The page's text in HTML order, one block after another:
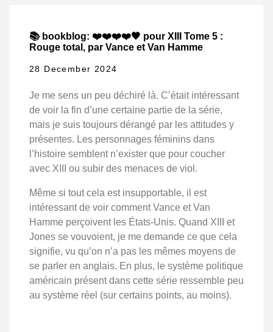
📚 bookblog: ❤️❤️❤️❤️🖤 pour XIII Tome 5 :
Rouge total, par Vance et Van Hamme
28 December 2024
Je me sens un peu déchiré là. C’était intéressant
de voir la fin d’une certaine partie de la série,
mais je suis toujours dérangé par les attitudes y
présentes. Les personnages féminins dans
l’histoire semblent n’exister que pour coucher
avec XIII ou subir des menaces de viol.
Même si tout cela est insupportable, il est
intéressant de voir comment Vance et Van
Hamme perçoivent les États-Unis. Quand XIII et
Jones se vouvoient, je me demande ce que cela
signifie, vu qu’on n’a pas les mêmes moyens de
se parler en anglais. En plus, le système politique
américain présent dans cette série ressemble peu
au système réel (sur certains points, au moins).